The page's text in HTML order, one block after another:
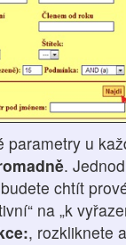
parametry u
.
chtít
na „k
, rozkliknete